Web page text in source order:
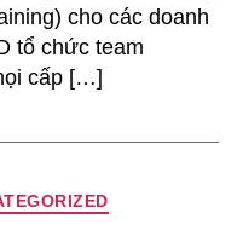
Vĩnh
Long
cho các doanh
tổ chức team
cấp […]